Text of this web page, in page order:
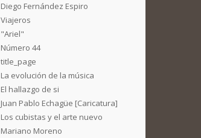
Diego Fernández Espiro
Viajeros
"Ariel"
Número 44
title_page
La evolución de la música
El hallazgo de si
Juan Pablo Echagüe [Caricatura]
Los cubistas y el arte nuevo
Mariano Moreno